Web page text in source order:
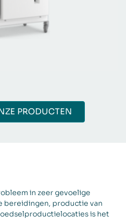
PRODUCTEN
in zeer gevoelige
bereidingen, productie van
is het